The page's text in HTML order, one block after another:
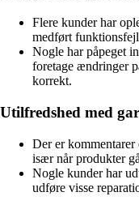
Flere kunder har
medført
Nogle har påpeget
foretage ændringer
korrekt.
Utilfredshed med
Der er
især når produkter
Nogle kunder har
udføre visse